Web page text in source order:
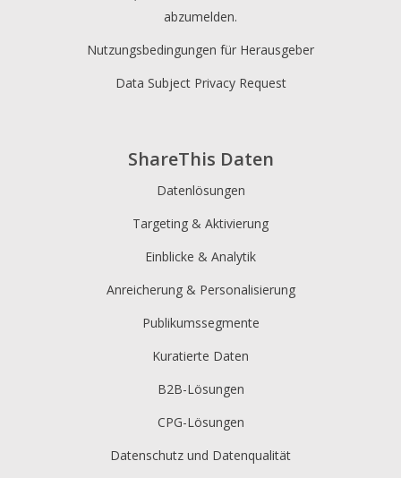
ShareThis Daten
Datenlösungen
Targeting & Aktivierung
Einblicke & Analytik
Anreicherung & Personalisierung
Publikumssegmente
Kuratierte Daten
B2B-Lösungen
CPG-Lösungen
Datenschutz und Datenqualität
abzumelden.
Nutzungsbedingungen für Herausgeber
Data Subject Privacy Request